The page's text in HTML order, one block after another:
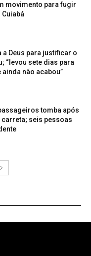
movimento para fugir
a Deus para justificar o
“levou sete dias para
não acabou”
tomba após
seis pessoas